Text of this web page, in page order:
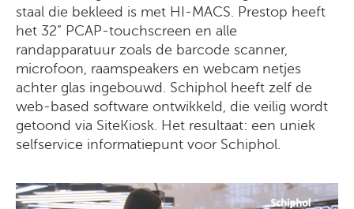
staal die bekleed is met HI-MACS. Prestop heeft
het 32” PCAP-touchscreen en alle
randapparatuur zoals de barcode scanner,
microfoon, raamspeakers en webcam netjes
achter glas ingebouwd. Schiphol heeft zelf de
web-based software ontwikkeld, die veilig wordt
getoond via SiteKiosk. Het resultaat: een uniek
selfservice informatiepunt voor Schiphol.